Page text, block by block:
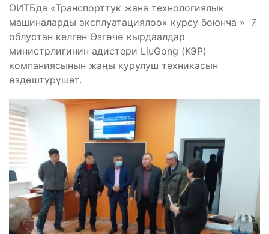
ОИТБда «Транспорттук жана технологиялык
машиналарды эксплуатациялоо» курсу боюнча » 7
облустан келген Өзгөчө кырдаалдар
министрлигинин адистери LiuGong (КЭР)
компаниясынын жаңы курулуш техникасын
өздөштүрүшөт.